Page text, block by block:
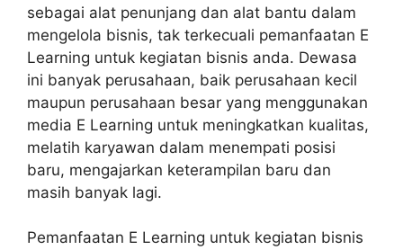
sebagai alat penunjang dan alat bantu dalam
mengelola bisnis, tak terkecuali pemanfaatan E
Learning untuk kegiatan bisnis anda. Dewasa
ini banyak perusahaan, baik perusahaan kecil
maupun perusahaan besar yang menggunakan
media E Learning untuk meningkatkan kualitas,
melatih karyawan dalam menempati posisi
baru, mengajarkan keterampilan baru dan
masih banyak lagi.
Pemanfaatan E Learning untuk kegiatan bisnis